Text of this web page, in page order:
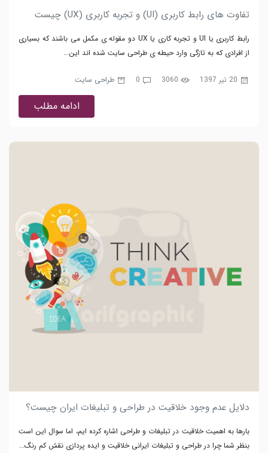
تفاوت های رابط کاربری (UI) و تجربه کاربری (UX) چیست
رابط کاربری یا UI و تجربه کاری یا UX دو مقوله ی مکمل می باشند که بسیاری
از افرادی که به تازگی وارد حیطه ی طراحی سایت شده اند این...
20 تیر 1397 3060
0 طراحی سایت
ادامه مطلب
دلایل عدم وجود خلاقیت در طراحی و تبلیغات ایران چیست؟
بارها به اهمیت خلاقیت در تبلیغات و طراحی اشاره کرده ایم، اما سوال این است
بنظر شما چرا در طراحی و تبلیغات ایرانی خلاقیت و ایده پردازی نقش کم رنگ...